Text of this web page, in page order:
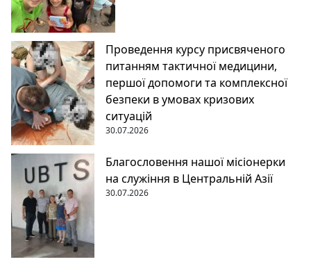
Проведення курсу присвяченого
питанням тактичної медицини,
першої допомоги та комплексної
безпеки в умовах кризових
ситуацій
30.07.2026
Благословення нашої місіонерки
на служіння в Центральній Азії
30.07.2026